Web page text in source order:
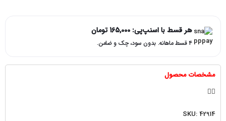
هر قسط با اسنپ‌پی: 165,000 تومان
۴ قسط ماهانه. بدون سود، چک و ضامن.
مشخصات محصول
SKU: 42914